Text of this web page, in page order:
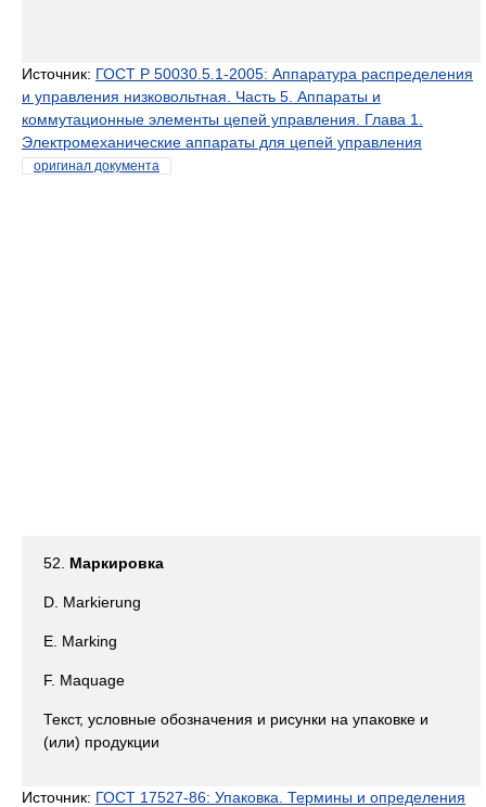
Источник: ГОСТ Р 50030.5.1-2005: Аппаратура распределения
и управления низковольтная. Часть 5. Аппараты и
коммутационные элементы цепей управления. Глава 1.
Электромеханические аппараты для цепей управления
оригинал документа
52. Маркировка
D. Markierung
E. Marking
F. Maquage
Текст, условные обозначения и рисунки на упаковке и
(или) продукции
Источник: ГОСТ 17527-86: Упаковка. Термины и определения